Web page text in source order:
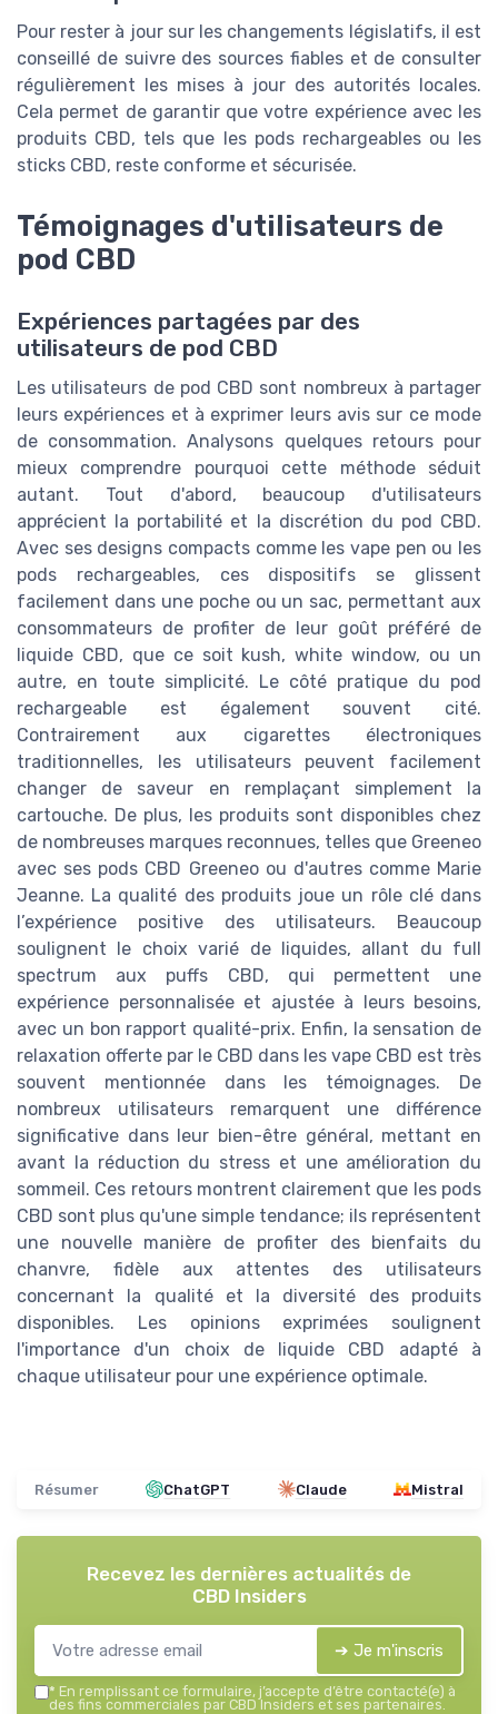
Pour rester à jour sur les changements législatifs, il est
conseillé de suivre des sources fiables et de consulter
régulièrement les mises à jour des autorités locales.
Cela permet de garantir que votre expérience avec les
produits CBD, tels que les pods rechargeables ou les
sticks CBD, reste conforme et sécurisée.
Témoignages d'utilisateurs de
pod CBD
Expériences partagées par des
utilisateurs de pod CBD
Les utilisateurs de pod CBD sont nombreux à partager
leurs expériences et à exprimer leurs avis sur ce mode
de consommation. Analysons quelques retours pour
mieux comprendre pourquoi cette méthode séduit
autant. Tout d'abord, beaucoup d'utilisateurs
apprécient la portabilité et la discrétion du pod CBD.
Avec ses designs compacts comme les vape pen ou les
pods rechargeables, ces dispositifs se glissent
facilement dans une poche ou un sac, permettant aux
consommateurs de profiter de leur goût préféré de
liquide CBD, que ce soit kush, white window, ou un
autre, en toute simplicité. Le côté pratique du pod
rechargeable est également souvent cité.
Contrairement aux cigarettes électroniques
traditionnelles, les utilisateurs peuvent facilement
changer de saveur en remplaçant simplement la
cartouche. De plus, les produits sont disponibles chez
de nombreuses marques reconnues, telles que Greeneo
avec ses pods CBD Greeneo ou d'autres comme Marie
Jeanne. La qualité des produits joue un rôle clé dans
l’expérience positive des utilisateurs. Beaucoup
soulignent le choix varié de liquides, allant du full
spectrum aux puffs CBD, qui permettent une
expérience personnalisée et ajustée à leurs besoins,
avec un bon rapport qualité-prix. Enfin, la sensation de
relaxation offerte par le CBD dans les vape CBD est très
souvent mentionnée dans les témoignages. De
nombreux utilisateurs remarquent une différence
significative dans leur bien-être général, mettant en
avant la réduction du stress et une amélioration du
sommeil. Ces retours montrent clairement que les pods
CBD sont plus qu'une simple tendance; ils représentent
une nouvelle manière de profiter des bienfaits du
chanvre, fidèle aux attentes des utilisateurs
concernant la qualité et la diversité des produits
disponibles. Les opinions exprimées soulignent
l'importance d'un choix de liquide CBD adapté à
chaque utilisateur pour une expérience optimale.
Résumer ChatGPT Claude Mistral
Recevez les dernières actualités de
CBD Insiders
➔ Je m'inscris
* En remplissant ce formulaire, j’accepte d’être contacté(e) à
des fins commerciales par CBD Insiders et ses partenaires.